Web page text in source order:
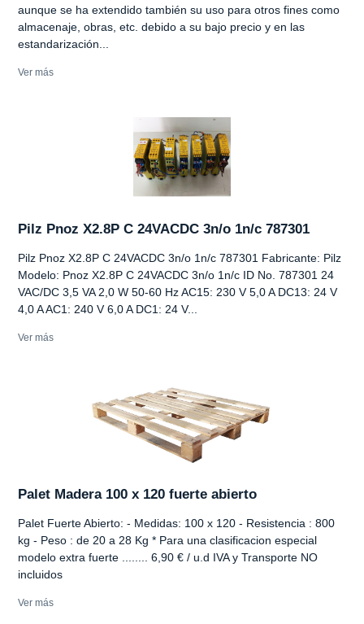
aunque se ha extendido también su uso para otros fines como
almacenaje, obras, etc. debido a su bajo precio y en las
estandarización...
Ver más
Pilz Pnoz X2.8P C 24VACDC 3n/o 1n/c 787301
Pilz Pnoz X2.8P C 24VACDC 3n/o 1n/c 787301 Fabricante: Pilz
Modelo: Pnoz X2.8P C 24VACDC 3n/o 1n/c ID No. 787301 24
VAC/DC 3,5 VA 2,0 W 50-60 Hz AC15: 230 V 5,0 A DC13: 24 V
4,0 A AC1: 240 V 6,0 A DC1: 24 V...
Ver más
Palet Madera 100 x 120 fuerte abierto
Palet Fuerte Abierto: - Medidas: 100 x 120 - Resistencia : 800
kg - Peso : de 20 a 28 Kg * Para una clasificacion especial
modelo extra fuerte ........ 6,90 € / u.d IVA y Transporte NO
incluidos
Ver más